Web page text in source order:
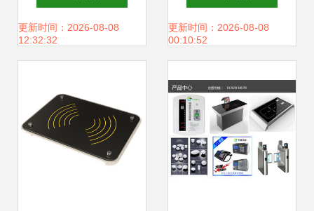
更新时间：2026-08-08
12:32:32
石
更新时间：2026-08-08
00:10:52